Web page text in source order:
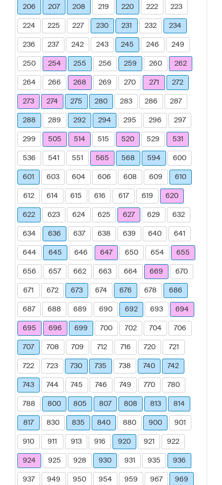
206 207 208 219 220 222 223
224 225 227 230 231 232 234
236 237 242 243 245 246 249
250 254 255 256 259 260 262
264 266 268 269 270 271 272
273 274 275 280 283 286 287
288 289 292 294 295 296 297
299 505 514 515 520 529 531
536 541 551 565 568 594 600
601 603 604 606 608 609 610
612 614 615 616 617 619 620
622 623 624 625 627 629 632
634 636 637 638 639 640 641
644 645 646 647 650 654 655
656 657 662 663 664 669 670
671 672 673 674 676 678 686
687 688 689 690 692 693 694
695 696 699 700 702 704 706
707 708 709 712 716 720 721
722 723 730 735 738 740 742
743 744 745 746 749 770 780
788 800 805 807 808 813 814
817 830 835 840 880 900 901
910 911 913 916 920 921 922
924 925 928 930 931 935 936
937 949 950 954 959 967 969